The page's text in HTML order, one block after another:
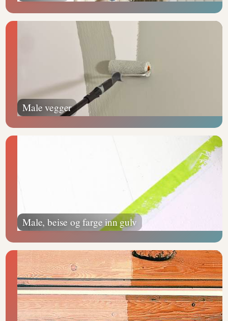
Male vegger
Male, beise og farge inn gulv